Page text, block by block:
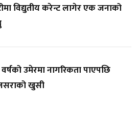
विद्युतीय करेन्ट लागेर एक जनाको
उमेरमा नागरिकता पाएपछि
खुसी